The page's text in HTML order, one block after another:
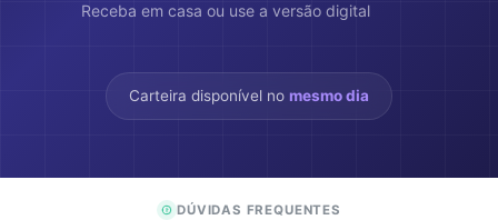
Receba em casa ou use a versão digital
Carteira disponível no mesmo dia
DÚVIDAS FREQUENTES